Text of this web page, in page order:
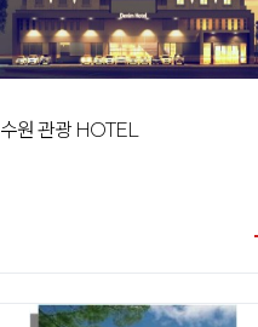
수원 관광 HOTEL